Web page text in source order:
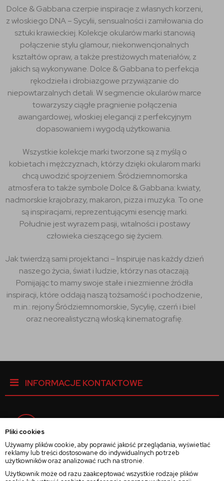
Pliki cookies
Używamy plików cookie, aby poprawić jakość przeglądania, wyświetlać
reklamy lub treści dostosowane do indywidualnych potrzeb
użytkowników oraz analizować ruch na stronie.
Użytkownik może od razu zaakceptować wszystkie rodzaje plików
Dolce & Gabbana czerpie inspiracje z własnych korzeni,
z włoskiego DNA – Sycylii, sensualności i zamiłowania do
sztuki krawieckiej. Kolekcje okularów marki stanowią
połączenie stylu glamour, niekonwencjonalnych
kształtów opraw, a także prestiżowych materiałów, z
jakich są wykonywane. Dolce & Gabbana to perfekcja
rękodzieła i drobiazgowe przywiązanie do
niepowtarzalnych detali. W segmencie okularów marce
towarzyszy ciągłe pragnienie połączenia
awangardowej, włoskiej elegancji z perfekcyjnym
dopasowaniem i wygodą użytkowania.
Wszystkie kolekcje marki tworzone są z myślą o
kobietach i mężczyznach, którzy dzięki okularom marki
chcą uwodzić spojrzeniem. Śródziemnomorska
atmosfera to także symbole Dolce & Gabbana: kwiaty,
nadmorskie krajobrazy, makaron, pizza i muzyka. To one
są inspiracjami, reprezentującymi esencję marki.
Południe jest wyrazem pasji, witalności i postawy
człowieka cieszącego się życiem.
Jak twierdzą sami projektanci – Inspiruje nas każdy dzień
naszego życia, świat i ludzie, którzy nas otaczają.
Pomijając to mamy swoje stałe i niezmienne źródła
inspiracji, które oddają naszą tożsamość i pochodzenie,
m.in.: rejony Śródziemnomorskie, Sycylię, czerń i biel
oraz neorealistyczną włoską kinematografię.
INFORMACJE KONTAKTOWE
Instagram